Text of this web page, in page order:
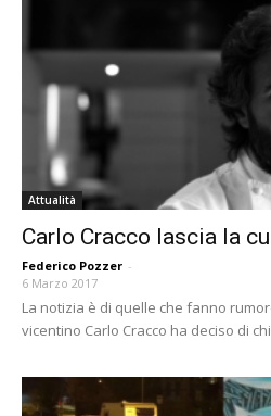
Attualità
Carlo Cracco lascia la
Federico Pozzer -
6 Marzo 2017
La notizia è di quelle che fanno
vicentino Carlo Cracco ha deciso di